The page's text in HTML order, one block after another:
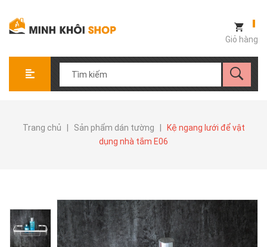
Giỏ hàng
Trang chủ Sản phẩm dán tường
Kệ ngang lưới để vật
dụng nhà tắm E06